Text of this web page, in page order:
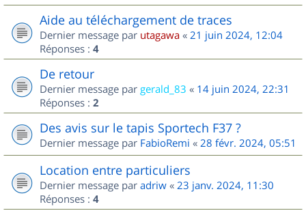
Aide au téléchargement de traces
Dernier message par utagawa « 21 juin 2024, 12:04
Réponses : 4
De retour
Dernier message par gerald_83 « 14 juin 2024, 22:31
Réponses : 2
Des avis sur le tapis Sportech F37 ?
Dernier message par FabioRemi « 28 févr. 2024, 05:51
Location entre particuliers
Dernier message par adriw « 23 janv. 2024, 11:30
Réponses : 4